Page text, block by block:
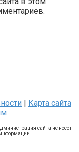
| Карта сайта
сайта не несет
информации